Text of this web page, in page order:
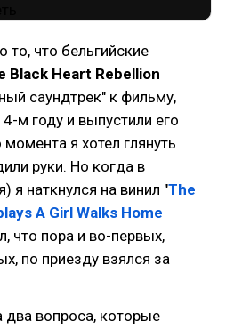
то, что бельгийские
Black Heart Rebellion
саундтрек" к фильму,
году и выпустили его
я хотел глянуть
руки. Но когда в
я наткнулся на винил "The
A Girl Walks Home
что пора и во-первых,
по приезду взялся за
два вопроса, которые